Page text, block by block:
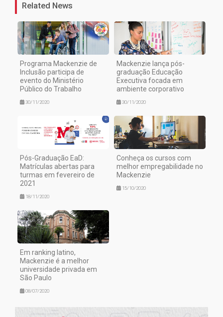
Related News
Programa Mackenzie de
Inclusão participa de
evento do Ministério
Público do Trabalho
30/11/2020
Mackenzie lança pós-
graduação Educação
Executiva focada em
ambiente corporativo
30/11/2020
Pós-Graduação EaD:
Matrículas abertas para
turmas em fevereiro de
2021
18/11/2020
Conheça os cursos com
melhor empregabilidade no
Mackenzie
15/10/2020
Em ranking latino,
Mackenzie é a melhor
universidade privada em
São Paulo
08/07/2020